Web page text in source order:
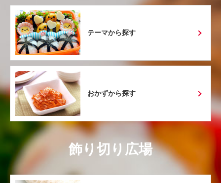
テーマから探す
おかずから探す
飾り切り広場